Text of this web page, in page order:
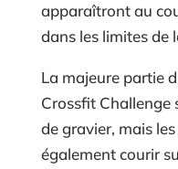
apparaîtront au
dans les limites de
La majeure partie
Crossfit Challenge
de gravier, mais
également courir